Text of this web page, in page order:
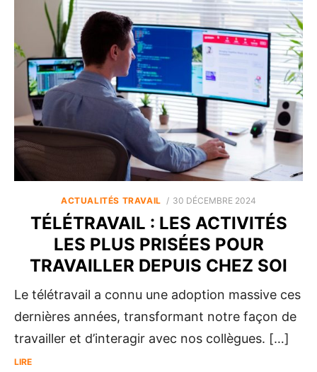
ACTUALITÉS TRAVAIL
POSTED
30 DÉCEMBRE 2024
TÉLÉTRAVAIL : LES ACTIVITÉS
LES PLUS PRISÉES POUR
TRAVAILLER DEPUIS CHEZ SOI
Le télétravail a connu une adoption massive ces
dernières années, transformant notre façon de
travailler et d’interagir avec nos collègues. […]
LIRE